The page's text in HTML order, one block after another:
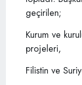
geçirilen;
Kurum ve
projeleri,
Filistin ve